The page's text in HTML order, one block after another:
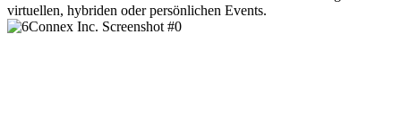
virtuellen, hybriden oder persönlichen Events.